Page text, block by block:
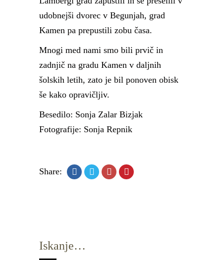
udobnejši dvorec v Begunjah, grad
Kamen pa prepustili zobu časa.
Mnogi med nami smo bili prvič in
zadnjič na gradu Kamen v daljnih
šolskih letih, zato je bil ponoven obisk
še kako opravičljiv.
Besedilo: Sonja Zalar Bizjak
Fotografije: Sonja Repnik
Share:
Iskanje…